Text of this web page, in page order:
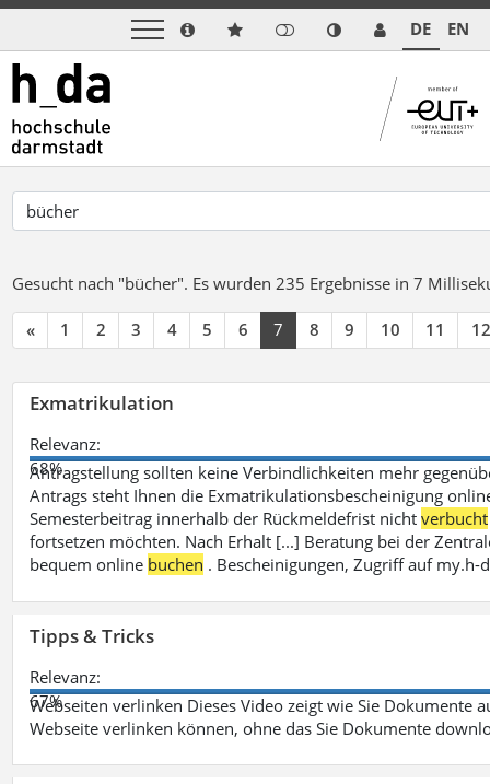
DE EN
Gesucht nach "bücher". Es wurden 235 Ergebnisse in 7
« 1 2 3 4 5 6 7 8 9 10 11 12
Exmatrikulation
Relevanz:
68%
Antragstellung sollten keine Verbindlichkeiten mehr
Antrags steht Ihnen die Exmatrikulationsbescheinigung
Semesterbeitrag innerhalb der Rückmeldefrist nichtverbucht
fortsetzen möchten. Nach Erhalt [...] Beratung bei der
bequem online buchen . Bescheinigungen, Zugriff auf
Tipps & Tricks
Relevanz:
67%
Webseiten verlinken Dieses Video zeigt wie Sie Dokumente
Webseite verlinken können, ohne das Sie Dokumente